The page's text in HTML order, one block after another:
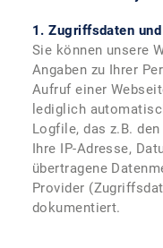
1. Zugriffsdaten
Sie können unsere
Angaben zu Ihrer
Aufruf einer
lediglich
Logfile, das z.B.
Ihre IP-Adresse,
übertragene
Provider
dokumentiert.